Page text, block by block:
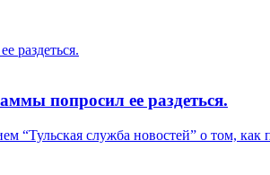
раздеться.
попросил ее раздеться.
“Тульская служба новостей” о том,